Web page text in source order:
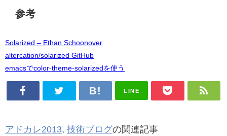
参考
Solarized – Ethan Schoonover
altercation/solarized GitHub
emacsでcolor-theme-solarizedを使う
LINE
アドカレ2013, 技術ブログの関連記事